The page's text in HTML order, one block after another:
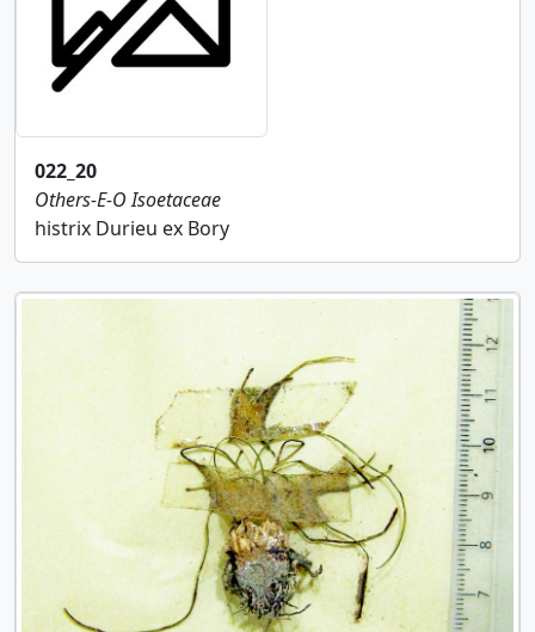
022_20
Others-E-O Isoetaceae
histrix Durieu ex Bory